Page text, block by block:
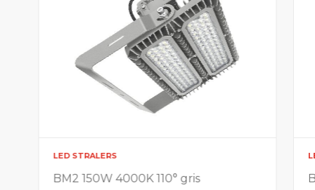
LED STRALERS
BM2 150W 4000K 110° gris